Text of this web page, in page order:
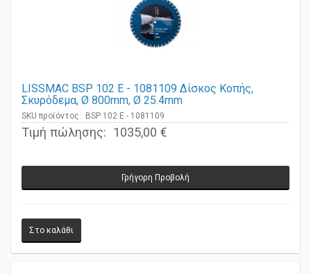
LISSMAC BSP 102 E - 1081109 Δίσκος Κοπής,
Σκυρόδεμα, Ø 800mm, Ø 25.4mm
SKU προϊόντος: BSP 102 E - 1081109
Τιμή πώλησης: 1035,00 €